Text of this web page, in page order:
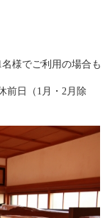
様でご利用の場合も
前日（1月・2月除